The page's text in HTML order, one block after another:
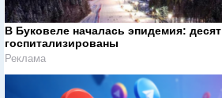
В Буковеле началась эпидемия:
госпитализированы
Реклама